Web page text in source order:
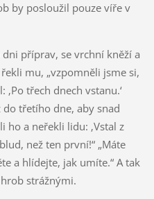
by posloužil pouze víře v
příprav, se vrchní kněží a
mu, „vzpomněli jsme si,
třech dnech vstanu.‘
třetího dne, aby snad
ho a neřekli lidu: ‚Vstal z
než ten první!“ „Máte
a hlídejte, jak umíte.“ A tak
strážnými.